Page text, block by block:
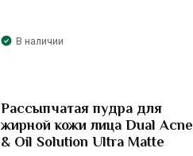
В наличии
Рассыпчатая пудра для
жирной кожи лица Dual Acne
& Oil Solution Ultra Matte